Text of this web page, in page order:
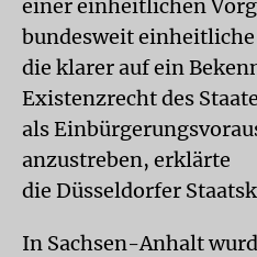
einer einheitlichen
bundesweit einheitliche
die klarer auf ein
Existenzrecht des
als
anzustreben, erklärte
die Düsseldorfer
In Sachsen-Anhalt